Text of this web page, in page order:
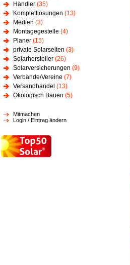
Händler (35)
Komplettlösungen (13)
Medien (3)
Montagegestelle (4)
Planer (15)
private Solarseiten (3)
Solarhersteller (26)
Solarversicherungen (9)
Verbände/Vereine (7)
Versandhandel (13)
Ökologisch Bauen (5)
Mitmachen
Login / Eintrag ändern